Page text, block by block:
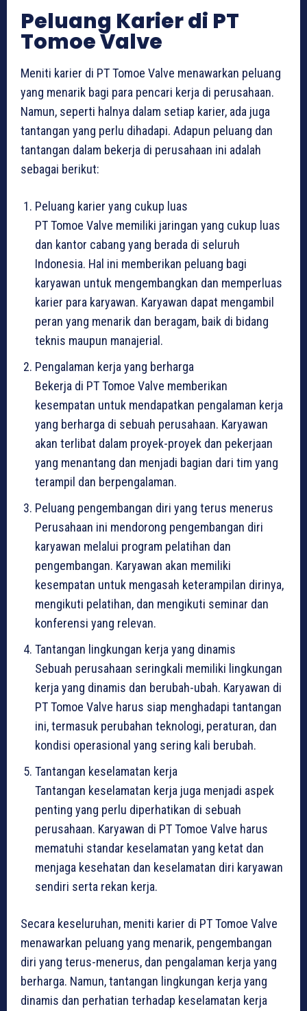
Peluang Karier di PT
Tomoe Valve
Meniti karier di PT Tomoe Valve menawarkan peluang
yang menarik bagi para pencari kerja di perusahaan.
Namun, seperti halnya dalam setiap karier, ada juga
tantangan yang perlu dihadapi. Adapun peluang dan
tantangan dalam bekerja di perusahaan ini adalah
sebagai berikut:
Peluang karier yang cukup luas
PT Tomoe Valve memiliki jaringan yang cukup luas
dan kantor cabang yang berada di seluruh
Indonesia. Hal ini memberikan peluang bagi
karyawan untuk mengembangkan dan memperluas
karier para karyawan. Karyawan dapat mengambil
peran yang menarik dan beragam, baik di bidang
teknis maupun manajerial.
Pengalaman kerja yang berharga
Bekerja di PT Tomoe Valve memberikan
kesempatan untuk mendapatkan pengalaman kerja
yang berharga di sebuah perusahaan. Karyawan
akan terlibat dalam proyek-proyek dan pekerjaan
yang menantang dan menjadi bagian dari tim yang
terampil dan berpengalaman.
Peluang pengembangan diri yang terus menerus
Perusahaan ini mendorong pengembangan diri
karyawan melalui program pelatihan dan
pengembangan. Karyawan akan memiliki
kesempatan untuk mengasah keterampilan dirinya,
mengikuti pelatihan, dan mengikuti seminar dan
konferensi yang relevan.
Tantangan lingkungan kerja yang dinamis
Sebuah perusahaan seringkali memiliki lingkungan
kerja yang dinamis dan berubah-ubah. Karyawan di
PT Tomoe Valve harus siap menghadapi tantangan
ini, termasuk perubahan teknologi, peraturan, dan
kondisi operasional yang sering kali berubah.
Tantangan keselamatan kerja
Tantangan keselamatan kerja juga menjadi aspek
penting yang perlu diperhatikan di sebuah
perusahaan. Karyawan di PT Tomoe Valve harus
mematuhi standar keselamatan yang ketat dan
menjaga kesehatan dan keselamatan diri karyawan
sendiri serta rekan kerja.
Secara keseluruhan, meniti karier di PT Tomoe Valve
menawarkan peluang yang menarik, pengembangan
diri yang terus-menerus, dan pengalaman kerja yang
berharga. Namun, tantangan lingkungan kerja yang
dinamis dan perhatian terhadap keselamatan kerja